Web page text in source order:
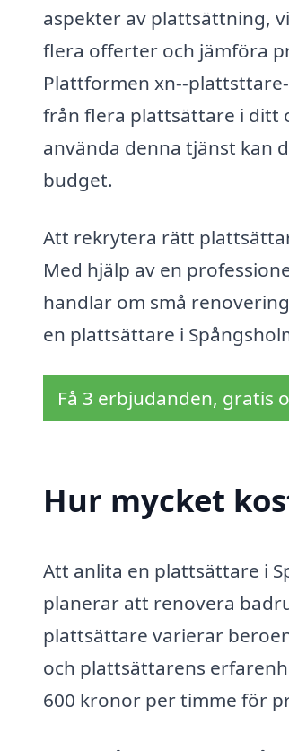
aspekter av plattsättning,
flera offerter och jämföra
Plattformen xn--
från flera plattsättare i ditt
använda denna tjänst kan
budget.
Att rekrytera rätt
Med hjälp av en
handlar om små
en plattsättare i
Få 3 erbjudanden, gratis
Hur mycket
Att anlita en plattsättare i
planerar att renovera
plattsättare varierar
och plattsättarens
600 kronor per timme för